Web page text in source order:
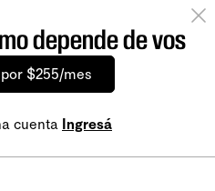
depende de vos
$255/mes
cuenta Ingresá